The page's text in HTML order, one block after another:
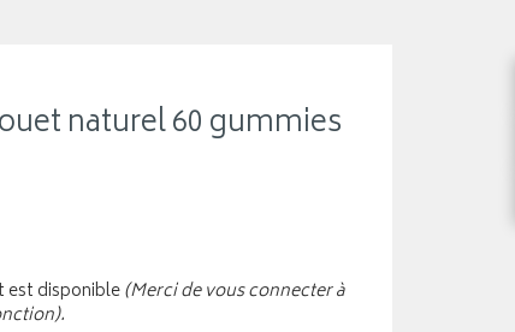
naturel 60 gummies
est disponible(Merci de vous connecter à